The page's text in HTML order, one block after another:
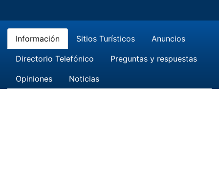
Información Sitios Turísticos Anuncios
Directorio Telefónico Preguntas y respuestas
Opiniones Noticias